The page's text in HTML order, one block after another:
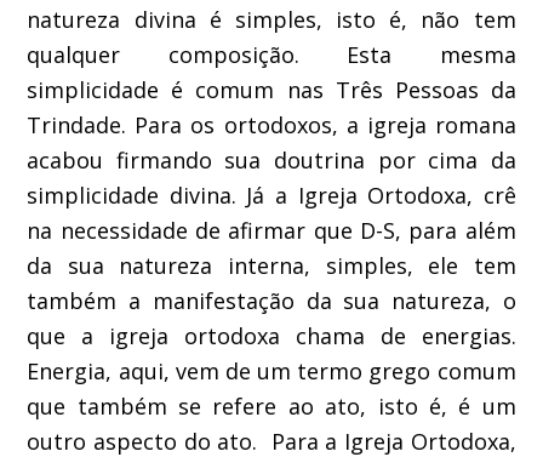
natureza divina é simples, isto é, não tem
qualquer composição. Esta mesma
simplicidade é comum nas Três Pessoas da
Trindade. Para os ortodoxos, a igreja romana
acabou firmando sua doutrina por cima da
simplicidade divina. Já a Igreja Ortodoxa, crê
na necessidade de afirmar que D-S, para além
da sua natureza interna, simples, ele tem
também a manifestação da sua natureza, o
que a igreja ortodoxa chama de energias.
Energia, aqui, vem de um termo grego comum
que também se refere ao ato, isto é, é um
outro aspecto do ato. Para a Igreja Ortodoxa,